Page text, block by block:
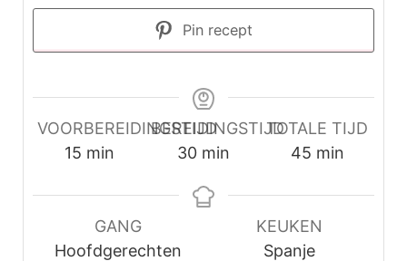
Pin recept
VOORBEREIDINGSTIJD
15 minuten
min
BEREIDINGSTIJD
30minuten
min
TOTALE TIJD
45minuten
min
GANG
Hoofdgerechten
KEUKEN
Spanje